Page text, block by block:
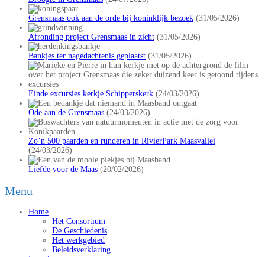
Grensmaas ook aan de orde bij koninklijk bezoek (31/05/2026)
Afronding project Grensmaas in zicht (31/05/2026)
Bankjes ter nagedachtenis geplaatst (31/05/2026)
Einde excursies kerkje Schipperskerk (24/03/2026)
Ode aan de Grensmaas (24/03/2026)
Zo’n 500 paarden en runderen in RivierPark Maasvallei
(24/03/2026)
Liefde voor de Maas (20/02/2026)
Menu
Home
Het Consortium
De Geschiedenis
Het werkgebied
Beleidsverklaring